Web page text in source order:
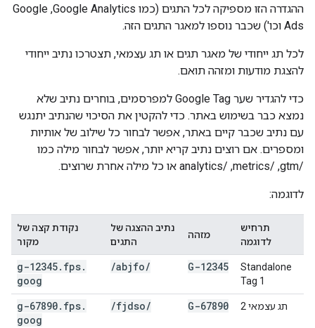
ההגדרה הזו מספיקה לכל התגים (כמו Google Analytics,‏ Google
Ads וכו') שכבר נוספו למאגר התגים הזה.
לכל תג ייחודי של מאגר תגים או תג עצמאי, תצטרכו נתיב ייחודי
להצגת מודעות ומזהה תואם.
כדי להגדיר שער Google Tag למפרסמים, בוחרים נתיב שלא
נמצא כבר בשימוש באתר. כדי להקטין את הסיכוי שהנתיב יתנגש
עם נתיב שכבר קיים באתר, אפשר לבחור כל שילוב של אותיות
ומספרים. אם רוצים נתיב קריא יותר, אפשר לבחור מילה כמו
/gtm,‏ /metrics,‏ /analytics או כל מילה אחרת שרוצים.
לדוגמה:
תרחיש
לדוגמה
מזהה
נתיב ההצגה של
התגים
נקודת קצה של
מקור
Standalone
Tag 1
G-12345
/abjfo/
g-12345. fps.
goog
תג עצמאי 2 G-67890
/fjdso/
g-67890. fps.
goog